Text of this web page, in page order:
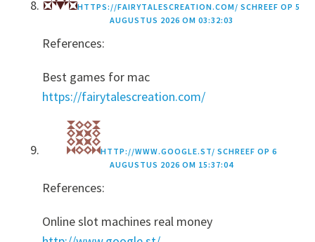
HTTPS://FAIRYTALESCREATION.COM/ SCHREEF OP 5
AUGUSTUS 2026 OM 03:32:03
References:
Best games for mac
https://fairytalescreation.com/
HTTP://WWW.GOOGLE.ST/ SCHREEF OP 6
AUGUSTUS 2026 OM 15:37:04
References:
Online slot machines real money